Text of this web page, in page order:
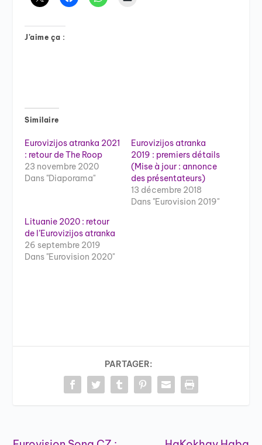
J’aime ça :
Similaire
Eurovizijos atranka 2021
: retour de The Roop
23 novembre 2020
Dans "Diaporama"
Eurovizijos atranka
2019 : premiers détails
(Mise à jour : annonce
des présentateurs)
13 décembre 2018
Dans "Eurovision 2019"
Lituanie 2020 : retour
de l’Eurovizijos atranka
26 septembre 2019
Dans "Eurovision 2020"
PARTAGER: